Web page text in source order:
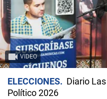
VIDEO
ELECCIONES
Diario
Político 2026